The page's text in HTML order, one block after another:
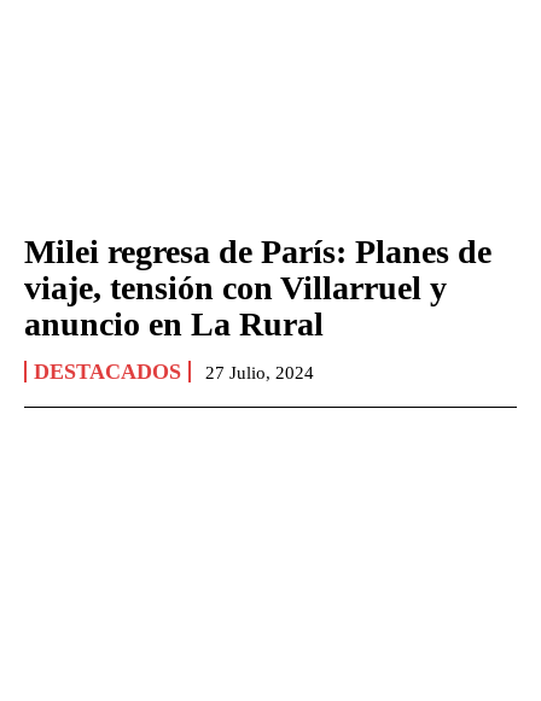
Milei regresa de París: Planes de
viaje, tensión con Villarruel y
anuncio en La Rural
DESTACADOS 27 Julio, 2024